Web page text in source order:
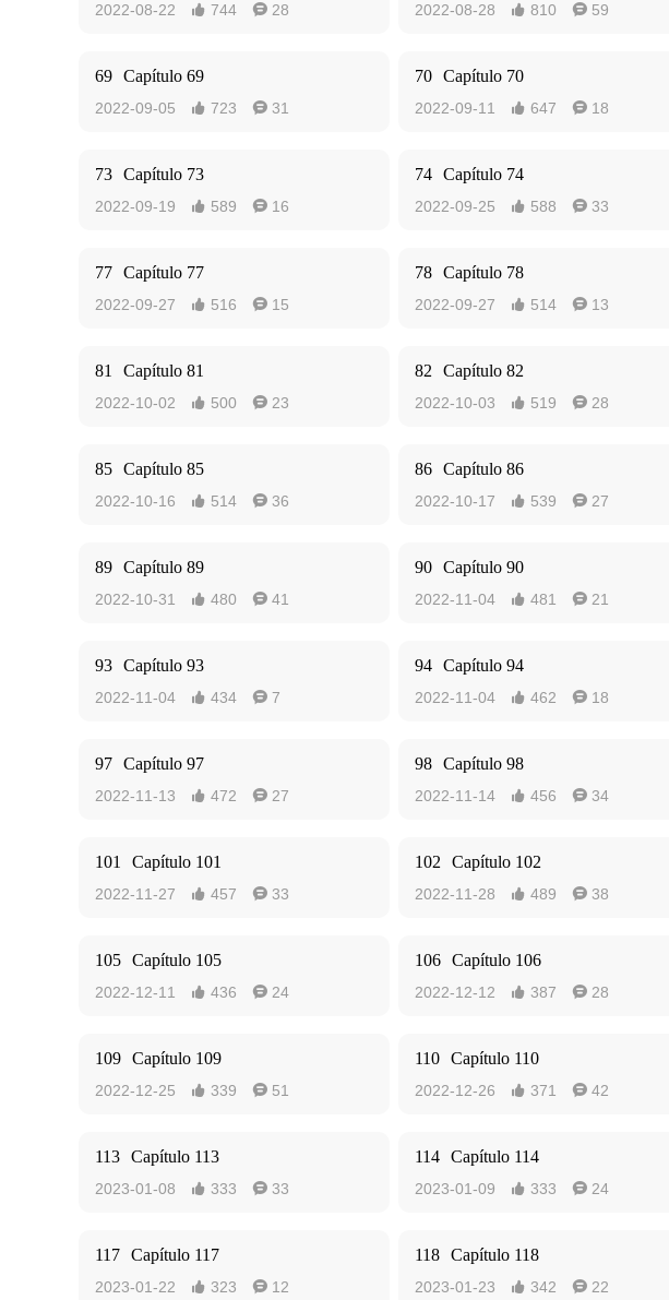
2022-08-22  744  28 2022-08-28  810  59
69 Capítulo 69
2022-09-05  723  31
70 Capítulo 70
2022-09-11  647  18
73 Capítulo 73
2022-09-19  589  16
74 Capítulo 74
2022-09-25  588  33
77 Capítulo 77
2022-09-27  516  15
78 Capítulo 78
2022-09-27  514  13
81 Capítulo 81
2022-10-02  500  23
82 Capítulo 82
2022-10-03  519  28
85 Capítulo 85
2022-10-16  514  36
86 Capítulo 86
2022-10-17  539  27
89 Capítulo 89
2022-10-31  480  41
90 Capítulo 90
2022-11-04  481  21
93 Capítulo 93
2022-11-04  434  7
94 Capítulo 94
2022-11-04  462  18
97 Capítulo 97
2022-11-13  472  27
98 Capítulo 98
2022-11-14  456  34
101 Capítulo 101
2022-11-27  457  33
102 Capítulo 102
2022-11-28  489  38
105 Capítulo 105
2022-12-11  436  24
106 Capítulo 106
2022-12-12  387  28
109 Capítulo 109
2022-12-25  339  51
110 Capítulo 110
2022-12-26  371  42
113 Capítulo 113
2023-01-08  333  33
114 Capítulo 114
2023-01-09  333  24
117 Capítulo 117
2023-01-22  323  12
118 Capítulo 118
2023-01-23  342  22